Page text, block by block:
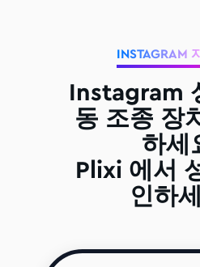
INSTAGRAM
Instagram
동 조종 장
하세
Plixi 에서
인하